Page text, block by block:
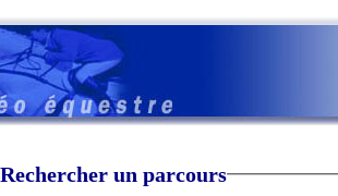
Rechercher un parcours